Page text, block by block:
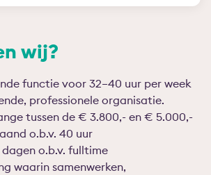
wij?
functie voor 32–40 uur per week
professionele organisatie.
tussen de € 3.800,- en € 5.000,-
o.b.v. 40 uur
o.b.v. fulltime
waarin samenwerken,